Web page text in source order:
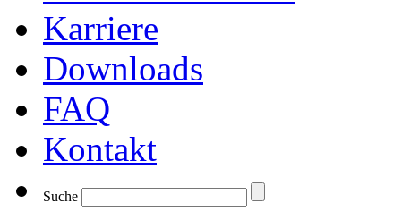
Karriere
Downloads
FAQ
Kontakt
Suche